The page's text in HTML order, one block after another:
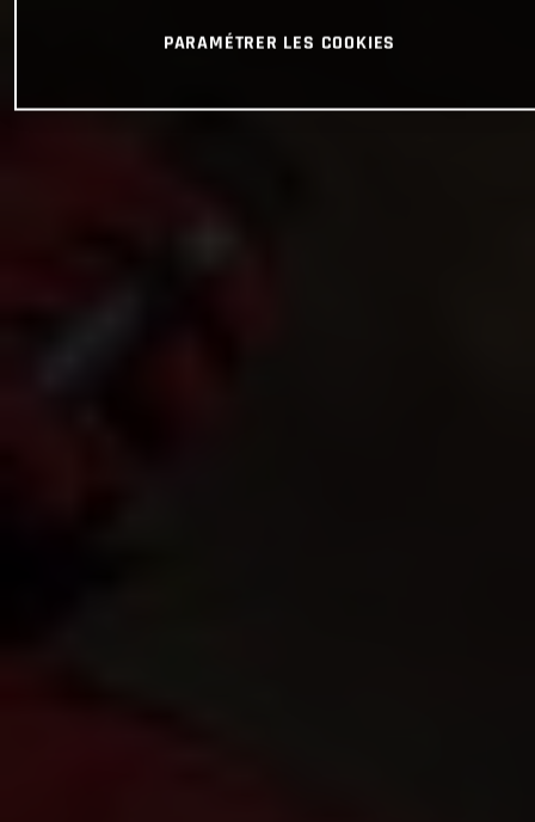
PARAMÉTRER LES COOKIES